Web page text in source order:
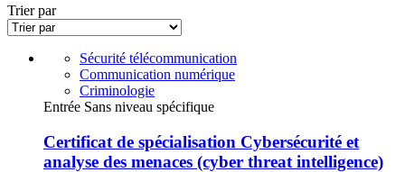
Trier par
Sécurité télécommunication
Communication numérique
Criminologie
Entrée Sans niveau spécifique
Certificat de spécialisation Cybersécurité et
analyse des menaces (cyber threat intelligence)